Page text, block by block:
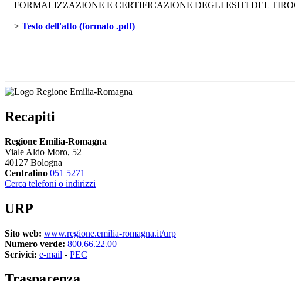
FORMALIZZAZIONE E CERTIFICAZIONE DEGLI ESITI DEL
> Testo dell'atto (formato .pdf)
Recapiti
Regione Emilia-Romagna
Viale Aldo Moro, 52
40127 Bologna
Centralino 051 5271
Cerca telefoni o indirizzi
URP
Sito web: www.regione.emilia-romagna.it/urp
Numero verde: 800.66.22.00
Scrivici: e-mail - PEC